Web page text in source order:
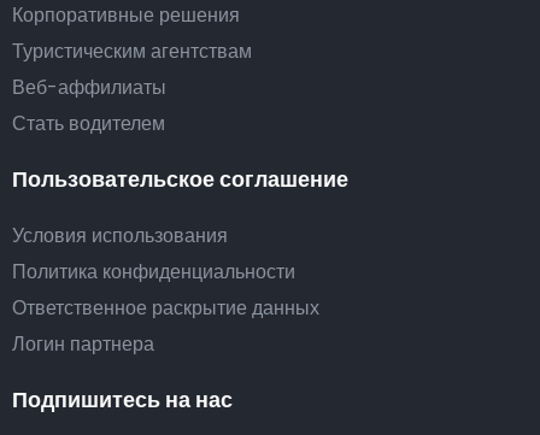
Корпоративные решения
Туристическим агентствам
Веб-аффилиаты
Стать водителем
Пользовательское соглашение
Условия использования
Политика конфиденциальности
Ответственное раскрытие данных
Логин партнера
Подпишитесь на нас